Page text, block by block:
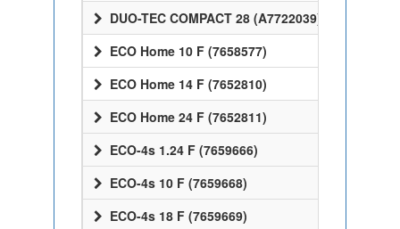
DUO-TEC COMPACT 28 (A7722039)
ECO Home 10 F (7658577)
ECO Home 14 F (7652810)
ECO Home 24 F (7652811)
ECO-4s 1.24 F (7659666)
ECO-4s 10 F (7659668)
ECO-4s 18 F (7659669)